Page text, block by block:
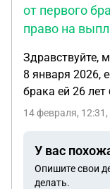
от первого
право на
Здравствуйте,
8 января 2026,
брака ей 26
14 февраля, 12:31
У вас
Опишите свои
делать.